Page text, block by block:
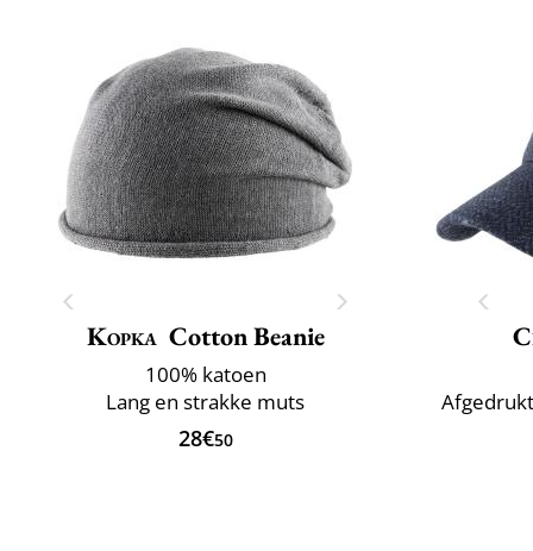
Kopka Cotton Beanie
100% katoen
Lang en strakke muts
28€50